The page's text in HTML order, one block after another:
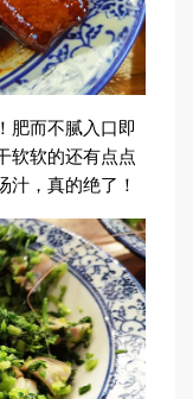
肥而不腻入口即
软软的还有点点
汁，真的绝了！